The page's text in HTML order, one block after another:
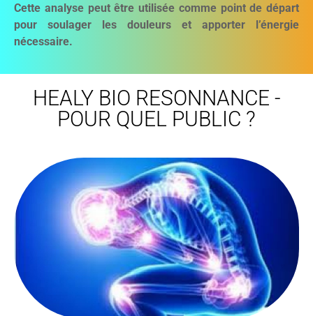
Cette analyse peut être utilisée comme point de départ
pour soulager les douleurs et apporter l’énergie
nécessaire.
HEALY BIO RESONNANCE -
POUR QUEL PUBLIC ?